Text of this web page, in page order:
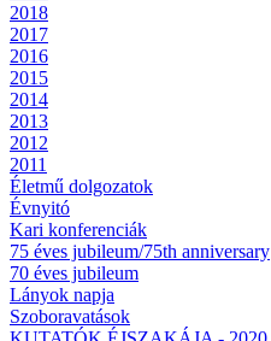
2018
2017
2016
2015
2014
2013
2012
2011
Életmű dolgozatok
Évnyitó
Kari konferenciák
75 éves jubileum/75th anniversary
70 éves jubileum
Lányok napja
Szoboravatások